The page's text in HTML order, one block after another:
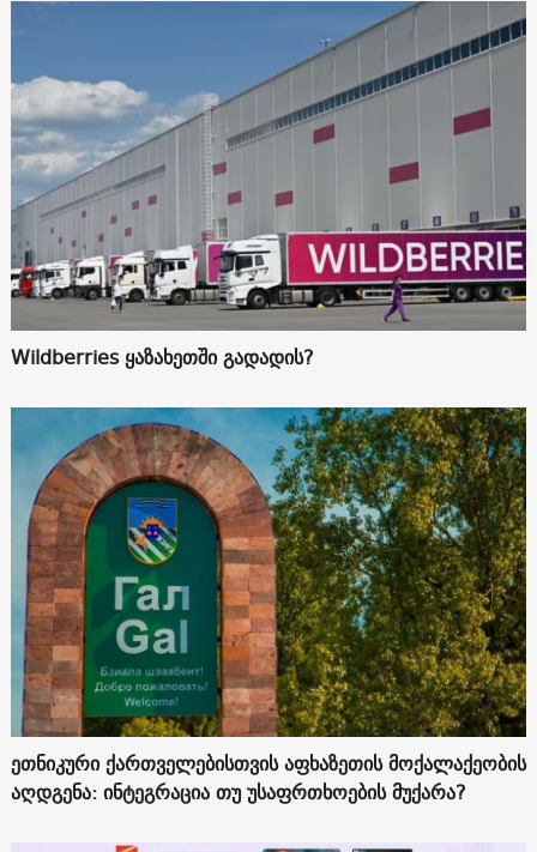
Wildberries ყაზახეთში გადადის?
ეთნიკური ქართველებისთვის აფხაზეთის მოქალაქეობის
აღდგენა: ინტეგრაცია თუ უსაფრთხოების მუქარა?